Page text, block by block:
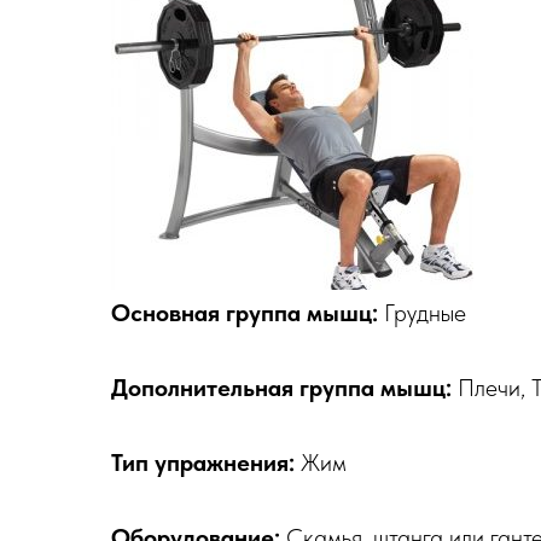
Основная группа мышц: Грудные
Дополнительная группа мышц: Плечи,
Тип упражнения: Жим